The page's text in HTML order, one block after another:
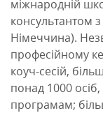
міжнародній
консультантом
Німеччина).
професійному
коуч-сесій,
понад 1000
програмам;